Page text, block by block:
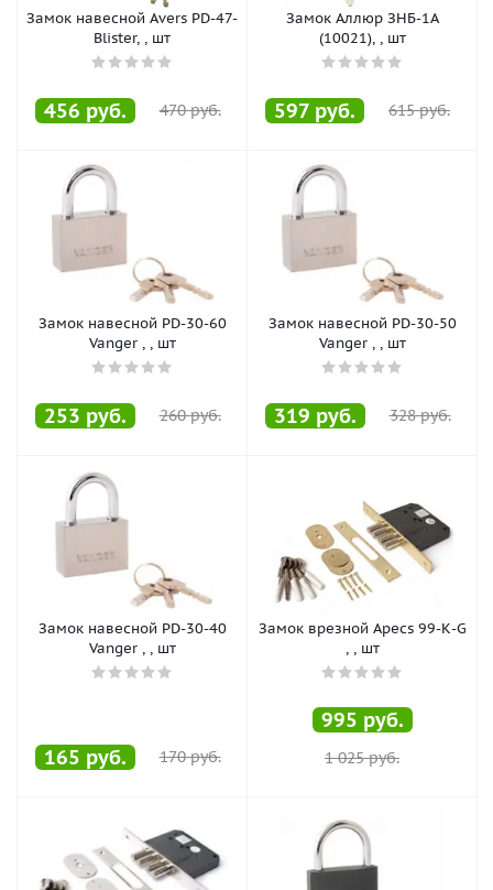
Замок навесной Avers PD-47-
Blister, , шт
456 руб. 470руб.
Замок Аллюр ЗНБ-1А
(10021), , шт
597 руб. 615руб.
Замок навесной PD-30-60
Vanger , , шт
253 руб. 260руб.
Замок навесной PD-30-50
Vanger , , шт
319 руб. 328руб.
Замок навесной PD-30-40
Vanger , , шт
165 руб. 170руб.
Замок врезной Apecs 99-К-G
, , шт
995 руб.
1 025руб.